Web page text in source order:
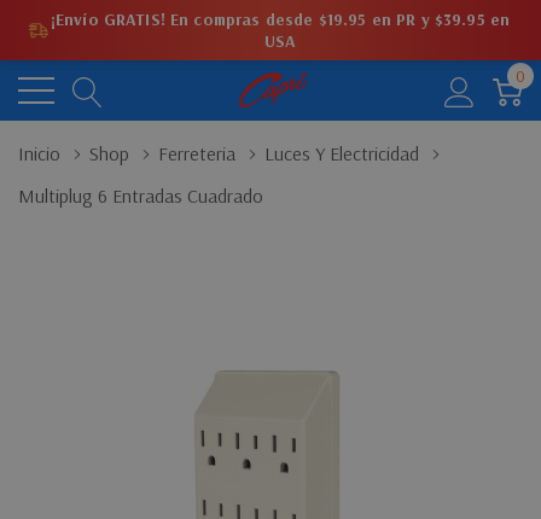
¡Envío GRATIS! En compras desde $19.95 en PR y $39.95 en
USA
0
Inicio Shop Ferreteria
Luces Y Electricidad
Multiplug 6 Entradas Cuadrado